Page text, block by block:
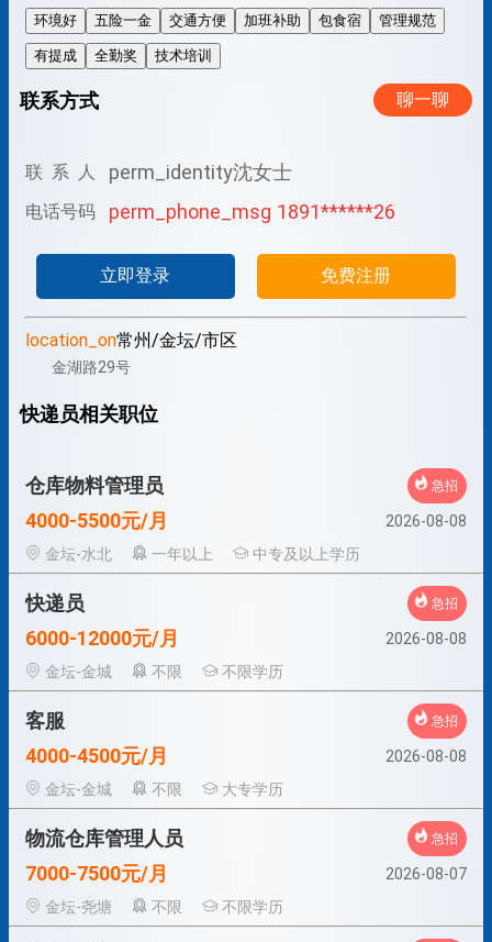
环境好 五险一金 交通方便 加班补助 包食宿 管理规范
有提成 全勤奖 技术培训
联系方式 聊一聊
联 系 人 perm_identity沈女士
电话号码 perm_phone_msg 1891******26
立即登录 免费注册
location_on常州/金坛/市区
金湖路29号
快递员相关职位
仓库物料管理员 急招
4000-5500元/月
2026-08-08
金坛-水北
一年以上 中专及以上学历
快递员 急招
6000-12000元/月
2026-08-08
金坛-金城
不限 不限学历
客服 急招
4000-4500元/月
2026-08-08
金坛-金城
不限 大专学历
物流仓库管理人员 急招
7000-7500元/月
2026-08-07
金坛-尧塘
不限 不限学历